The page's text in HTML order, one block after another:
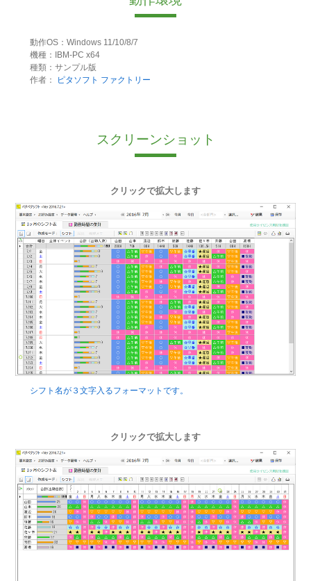
動作OS：Windows 11/10/8/7
機種：IBM-PC x64
種類：サンプル版
作者：
ピタソフト ファクトリー
スクリーンショット
クリックで拡大します
シフト名が３文字入るフォーマットです。
クリックで拡大します